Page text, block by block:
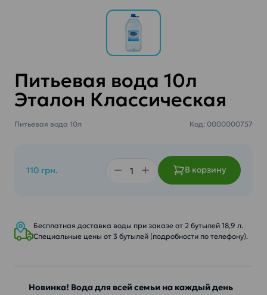
Питьевая вода 10л
Эталон Классическая
Питьевая вода 10л Код: 0000000757
110 грн. В корзину
Бесплатная доставка воды при заказе от 2 бутылей 18,9 л.
Специальные цены от 3 бутылей (подробности по телефону).
Новинка! Вода для всей семьи на каждый день